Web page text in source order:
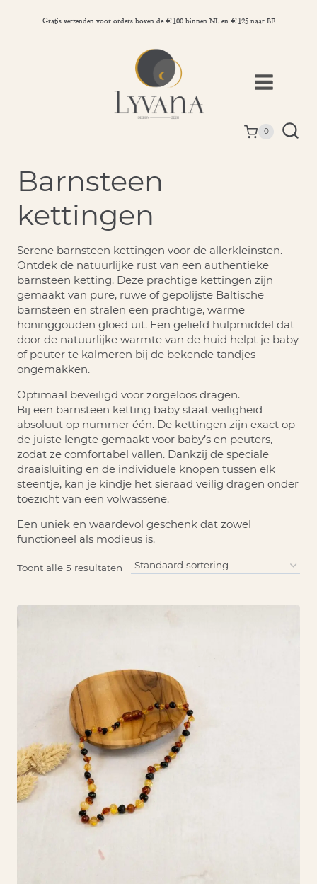
Gratis verzenden voor orders boven de €100 binnen NL en €125 naar BE
0
Barnsteen
kettingen
Serene barnsteen kettingen voor de allerkleinsten.
Ontdek de natuurlijke rust van een authentieke
barnsteen ketting. Deze prachtige kettingen zijn
gemaakt van pure, ruwe of gepolijste Baltische
barnsteen en stralen een prachtige, warme
honinggouden gloed uit. Een geliefd hulpmiddel dat
door de natuurlijke warmte van de huid helpt je baby
of peuter te kalmeren bij de bekende tandjes-
ongemakken.
Optimaal beveiligd voor zorgeloos dragen.
Bij een barnsteen ketting baby staat veiligheid
absoluut op nummer één. De kettingen zijn exact op
de juiste lengte gemaakt voor baby’s en peuters,
zodat ze comfortabel vallen. Dankzij de speciale
draaisluiting en de individuele knopen tussen elk
steentje, kan je kindje het sieraad veilig dragen onder
toezicht van een volwassene.
Een uniek en waardevol geschenk dat zowel
functioneel als modieus is.
Toont alle 5 resultaten